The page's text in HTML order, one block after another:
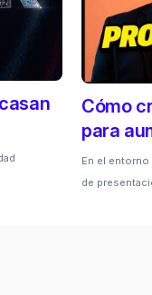
Cómo
para
En el entorno
de